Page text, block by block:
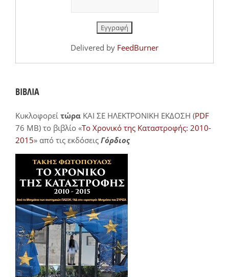
Delivered by FeedBurner
ΒΙΒΛΙΑ
Κυκλοφορεί τώρα ΚΑΙ ΣΕ ΗΛΕΚΤΡΟΝΙΚΗ ΕΚΔΟΣΗ (PDF
76 MB) το βιβλίο «Το Χρονικό της Καταστροφής: 2010-
2015» από τις εκδόσεις Γόρδιος